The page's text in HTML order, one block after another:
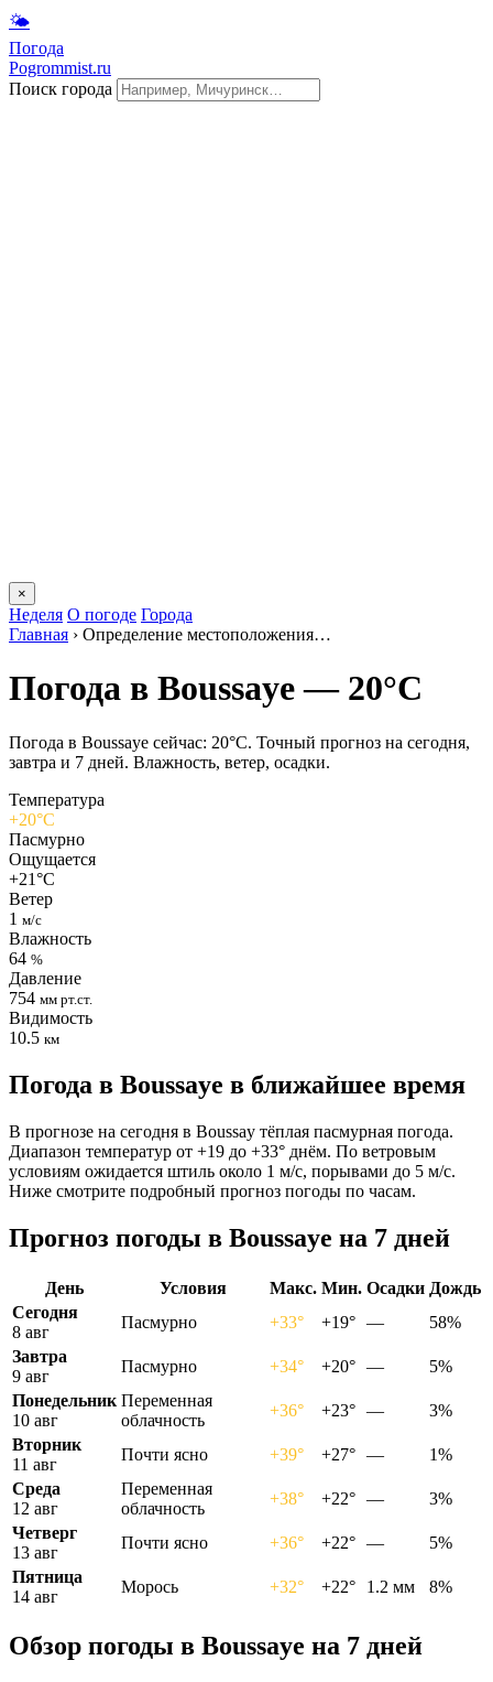
🌤
Погода
Pogrommist.ru
Поиск города
×
Неделя О погоде Города
Главная › Определение местоположения…
Погода в Boussayе — 20°C
Погода в Boussayе сейчас: 20°C. Точный прогноз на сегодня,
завтра и 7 дней. Влажность, ветер, осадки.
Температура
+20°C
Пасмурно
Ощущается
+21°C
Ветер
1 м/с
Влажность
64 %
Давление
754 мм рт.ст.
Видимость
10.5 км
Погода в Boussayе в ближайшее время
В прогнозе на сегодня в Boussay тёплая пасмурная погода.
Диапазон температур от +19 до +33° днём. По ветровым
условиям ожидается штиль около 1 м/с, порывами до 5 м/с.
Ниже смотрите подробный прогноз погоды по часам.
Прогноз погоды в Boussayе на 7 дней
День Условия Макс. Мин. Осадки Дождь
Сегодня
8 авг
Пасмурно +33° +19° —
58%
Завтра
9 авг
Пасмурно +34° +20° —
5%
Понедельник
10 авг
Переменная
облачность
+36° +23° —
3%
Вторник
11 авг
Почти ясно +39° +27° —
1%
Среда
12 авг
Переменная
облачность
+38° +22° —
3%
Четверг
13 авг
Почти ясно +36° +22° —
5%
Пятница
14 авг
Морось +32° +22° 1.2 мм 8%
Обзор погоды в Boussayе на 7 дней